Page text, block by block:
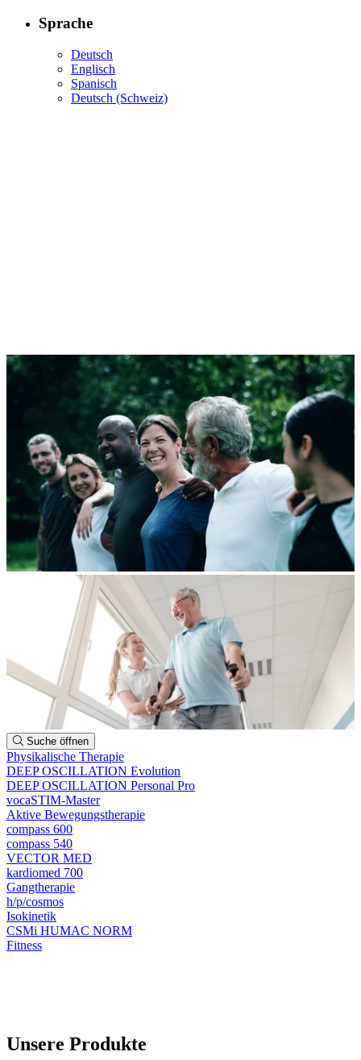
Sprache
Deutsch
Englisch
Spanisch
Deutsch (Schweiz)
Suche öffnen
Physikalische Therapie
DEEP OSCILLATION Evolution
DEEP OSCILLATION Personal Pro
vocaSTIM-Master
Aktive Bewegungstherapie
compass 600
compass 540
VECTOR MED
kardiomed 700
Gangtherapie
h/p/cosmos
Isokinetik
CSMi HUMAC NORM
Fitness
Unsere Produkte